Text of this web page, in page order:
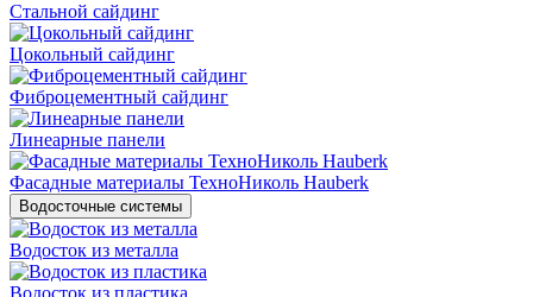
Стальной сайдинг
Цокольный сайдинг
Фиброцементный сайдинг
Линеарные панели
Фасадные материалы ТехноНиколь Hauberk
Водосточные системы
Водосток из металла
Водосток из пластика